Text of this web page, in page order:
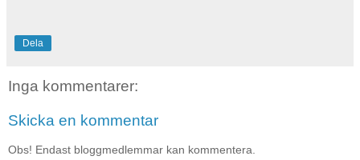
Dela
Inga kommentarer:
Skicka en kommentar
Obs! Endast bloggmedlemmar kan kommentera.